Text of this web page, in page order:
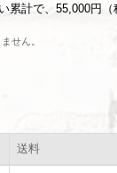
累計で、55,000円（
せん。
送料